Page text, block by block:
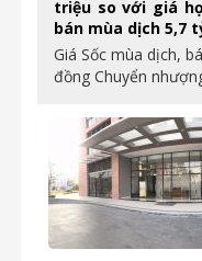
triệu so với giá
bán mùa dịch 5,7
Giá Sốc mùa dịch,
đồng Chuyển